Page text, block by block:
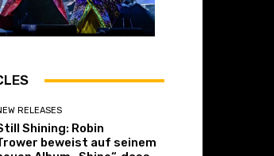
RELEASES
Shining: Robin
beweist auf seinem